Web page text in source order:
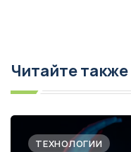
Читайте также
ТЕХНОЛОГИИ